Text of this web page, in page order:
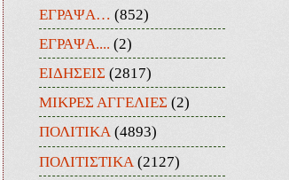
ΕΓΡΑΨΑ… (852)
ΕΓΡΑΨΑ.... (2)
ΕΙΔΗΣΕΙΣ (2817)
ΜΙΚΡΕΣ ΑΓΓΕΛΙΕΣ (2)
ΠΟΛΙΤΙΚΑ (4893)
ΠΟΛΙΤΙΣΤΙΚΑ (2127)